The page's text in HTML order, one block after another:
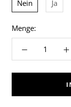
Nein
Ja
Menge: